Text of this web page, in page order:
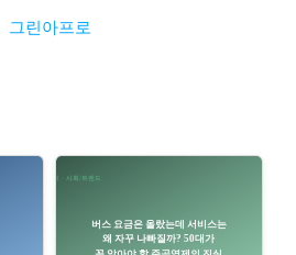
그린아프로